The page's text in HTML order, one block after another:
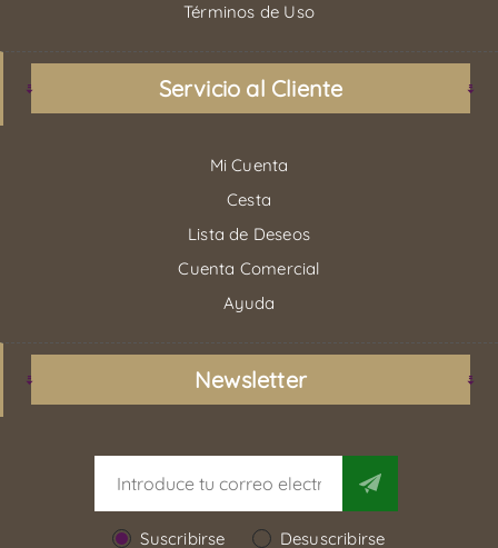
Términos de Uso
Servicio al Cliente
Mi Cuenta
Cesta
Lista de Deseos
Cuenta Comercial
Ayuda
Newsletter
Suscribirse Desuscribirse